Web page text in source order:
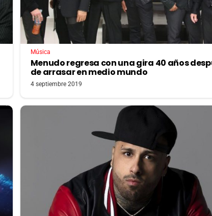
Música
Menudo regresa con una gira 40 años
de arrasar en medio mundo
4 septiembre 2019